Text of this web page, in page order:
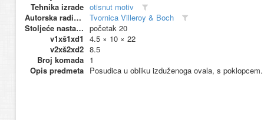
Tehnika izrade otisnut motiv
Autorska radionica (proizvođač)
Tvornica Villeroy & Boch
Stoljeće nastanka početak 20
v1xš1xd1
4.5 × 10 × 22
v2xš2xd2 8.5
Broj komada 1
Opis predmeta Posudica u obliku izduženoga ovala, s